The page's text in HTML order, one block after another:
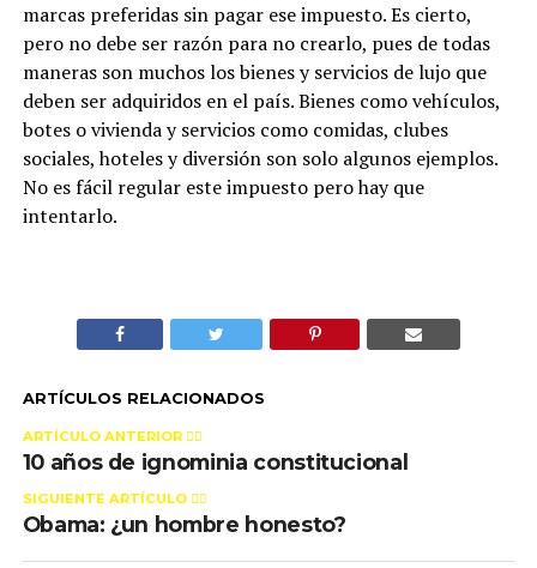
marcas preferidas sin pagar ese impuesto. Es cierto,
pero no debe ser razón para no crearlo, pues de todas
maneras son muchos los bienes y servicios de lujo que
deben ser adquiridos en el país. Bienes como vehículos,
botes o vivienda y servicios como comidas, clubes
sociales, hoteles y diversión son solo algunos ejemplos.
No es fácil regular este impuesto pero hay que
intentarlo.
ARTÍCULOS RELACIONADOS
ARTÍCULO ANTERIOR 👉🏻
10 años de ignominia constitucional
SIGUIENTE ARTÍCULO 👈🏻
Obama: ¿un hombre honesto?